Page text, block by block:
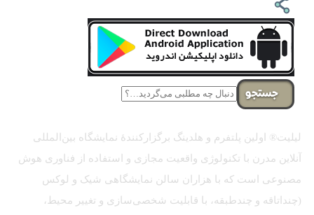
جستجو
لیلیت® اولین پلتفرم و هلدینگ برگزارکنندهٔ نمایشگاه بین‌المللی
آنلاین مدرن با تکنولوژی واقعیت مجازی و استفاده از فناوری هوش
مصنوعی است که با هزاران سالن نمایشگاهی شیک و لوکس
(چنداتاقه و چندطبقه، با قابلیت شخصی‌سازی و تغییر محیط،